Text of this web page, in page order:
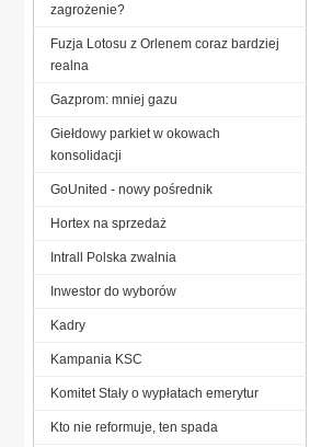
zagrożenie?
Fuzja Lotosu z Orlenem coraz bardziej
realna
Gazprom: mniej gazu
Giełdowy parkiet w okowach
konsolidacji
GoUnited - nowy pośrednik
Hortex na sprzedaż
Intrall Polska zwalnia
Inwestor do wyborów
Kadry
Kampania KSC
Komitet Stały o wypłatach emerytur
Kto nie reformuje, ten spada